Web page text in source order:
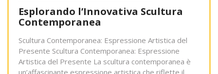
Esplorando l’Innovativa Scultura
Contemporanea
Scultura Contemporanea: Espressione Artistica del
Presente Scultura Contemporanea: Espressione
Artistica del Presente La scultura contemporanea è
un’affascinante espressione artistica che riflette il